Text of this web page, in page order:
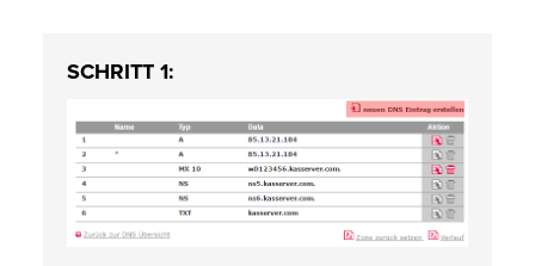
SCHRITT 1: